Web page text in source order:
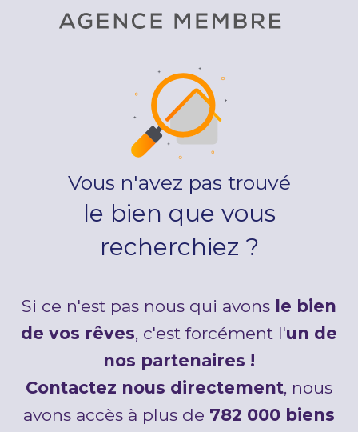
Vous n'avez pas trouvé
le bien que vous
recherchiez ?
Si ce n'est pas nous qui avons le bien
de vos rêves, c'est forcément l'un de
nos partenaires !
Contactez nous directement, nous
avons accès à plus de 782 000 biens